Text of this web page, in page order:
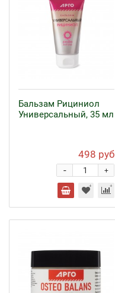
Бальзам Рициниол
Универсальный, 35 мл
498 руб
+
-